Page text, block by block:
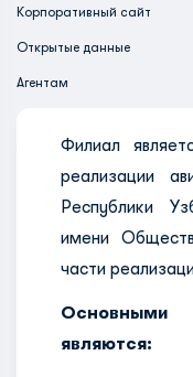
Корпоративный сайт
Открытые данные
Агентам
Филиал
реализации
Республики
имени
части
Основными
являются: